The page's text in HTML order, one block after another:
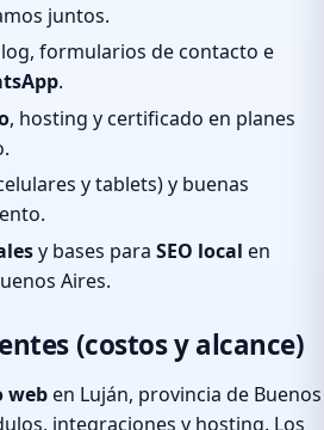
juntos.
formularios de contacto e
.
, hosting y certificado en planes
y tablets) y buenas
y bases para SEO local en
Aires.
(costos y alcance)
weben Luján, provincia de Buenos
integraciones y hosting. Los